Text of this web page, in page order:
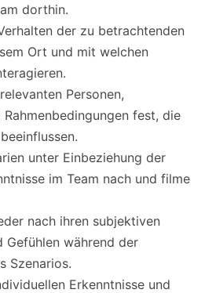
dorthin.
der zu betrachtenden
Ort und mit welchen
Personen,
Rahmenbedingungen fest, die
unter Einbeziehung der
im Team nach und filme
nach ihren subjektiven
Gefühlen während der
Szenarios.
Erkenntnisse und